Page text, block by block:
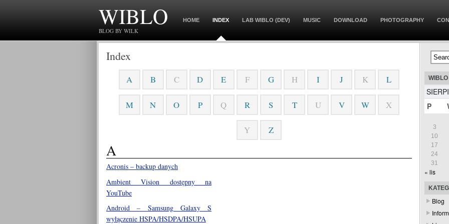
WIBLO
BLOG BY WILK
HOME INDEX LAB WIBLO (DEV) MUSIC DOWNLOAD PHOTOGRAPHY
Index
A B C D E F G H I J K L
M N O P Q R S T U V W X
Y Z
A
Acronis – backup danych
Ambient Vision dostępny na
YouTube
Android – Samsung Galaxy S
wyłączenie HSPA/HSDPA/HSUPA
P
3
10
17
24
31
« lis
Blog